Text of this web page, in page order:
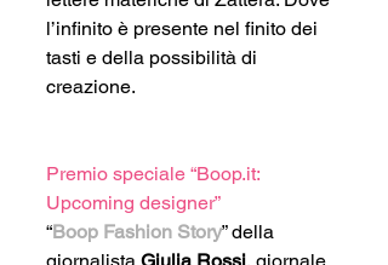
l’infinito è presente nel finito dei
tasti e della possibilità di
creazione.
Premio speciale “Boop.it:
Upcoming designer”
“Boop Fashion Story” della